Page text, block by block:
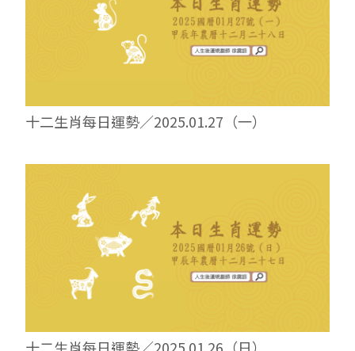
十二生肖每日運勢／2025.01.27（一）